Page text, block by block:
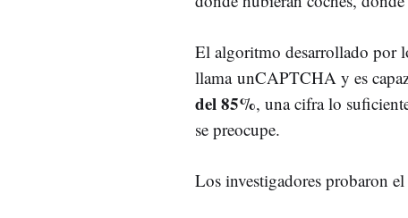
El algoritmo desarrollado por
llama unCAPTCHA y es
del 85%, una cifra lo
se preocupe.
Los investigadores probaron